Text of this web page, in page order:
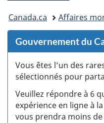
Vous
êtes
ici :
Canada.ca Affaires
Gouvernement du
Vous êtes l’un des
sélectionnés pour
Veuillez répondre à 6
expérience en ligne à
vous prendra moins